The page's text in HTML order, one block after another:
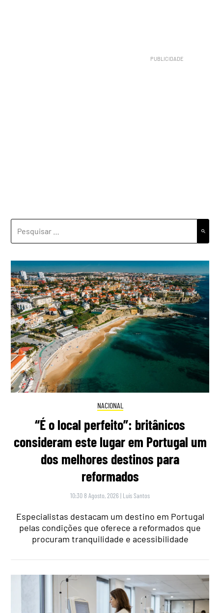
NACIONAL
“É o local perfeito”: britânicos
consideram este lugar em Portugal um
dos melhores destinos para
reformados
10:30 8 Agosto, 2026 | Luís Santos
Especialistas destacam um destino em Portugal
pelas condições que oferece a reformados que
procuram tranquilidade e acessibilidade